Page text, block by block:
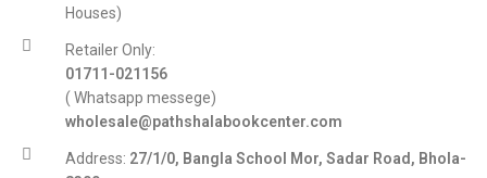
Houses)
Retailer Only:
01711-021156
( Whatsapp messege)
wholesale@pathshalabookcenter.com
Address: 27/1/0, Bangla School Mor, Sadar Road, Bhola-